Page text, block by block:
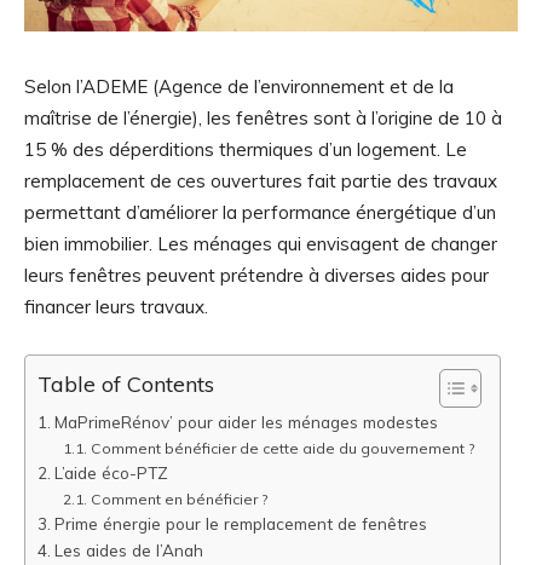
Selon l’ADEME (Agence de l’environnement et de la
maîtrise de l’énergie), les fenêtres sont à l’origine de 10 à
15 % des déperditions thermiques d’un logement. Le
remplacement de ces ouvertures fait partie des travaux
permettant d’améliorer la performance énergétique d’un
bien immobilier. Les ménages qui envisagent de changer
leurs fenêtres peuvent prétendre à diverses aides pour
financer leurs travaux.
Table of Contents
MaPrimeRénov’ pour aider les ménages modestes
Comment bénéficier de cette aide du gouvernement ?
L’aide éco-PTZ
Comment en bénéficier ?
Prime énergie pour le remplacement de fenêtres
Les aides de l’Anah